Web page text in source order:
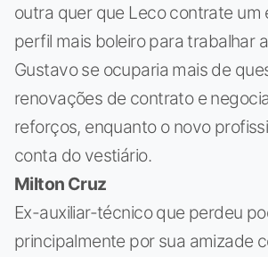
outra quer que Leco contrate um
perfil mais boleiro para trabalhar
Gustavo se ocuparia mais de
renovações de contrato e
reforços, enquanto o novo
conta do vestiário.
Milton Cruz
Ex-auxiliar-técnico que perdeu
principalmente por sua amizade